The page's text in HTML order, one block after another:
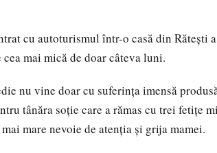
cu autoturismul într-o casă din Rătești
mai mică de doar câteva luni.
nu vine doar cu suferința imensă
tânăra soție care a rămas cu trei fetițe
mare nevoie de atenția și grija mamei.